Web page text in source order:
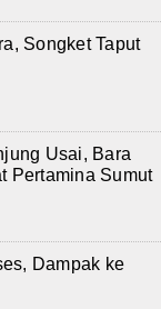
Songket Taput
Usai, Bara
Pertamina Sumut
Dampak ke